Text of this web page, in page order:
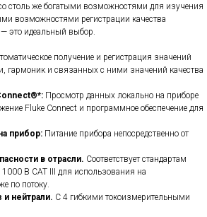
столь же богатыми возможностями для изучения
возможностями регистрации качества
это идеальный выбор.
получение и регистрация значений
гармоник и связанных с ними значений качества
Просмотр данных локально на приборе
Fluke Connect и программное обеспечение для
прибор: Питание прибора непосредственно от
в отрасли. Соответствует стандартам
В CAT III для использования на
по потоку.
нейтрали. С 4 гибкими токоизмерительными